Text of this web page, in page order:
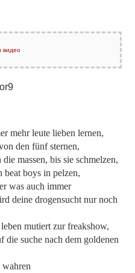
видео
mehr leute lieben lernen,
den fünf sternen,
massen, bis sie schmelzen,
beat boys in pelzen,
was auch immer
deine drogensucht nur noch
mutiert zur freakshow,
die suche nach dem goldenen